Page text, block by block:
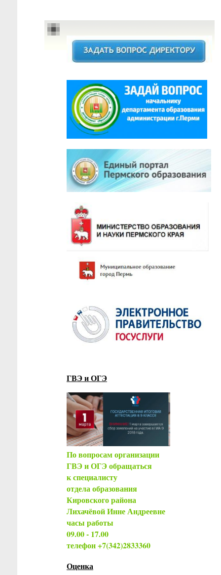
ГВЭ и ОГЭ
По вопросам организации
ГВЭ и ОГЭ обращаться
к специалисту
отдела образования
Кировского района
Лихачёвой Инне Андреевне
часы работы
09.00 - 17.00
телефон +7(342)2833360
Оценка